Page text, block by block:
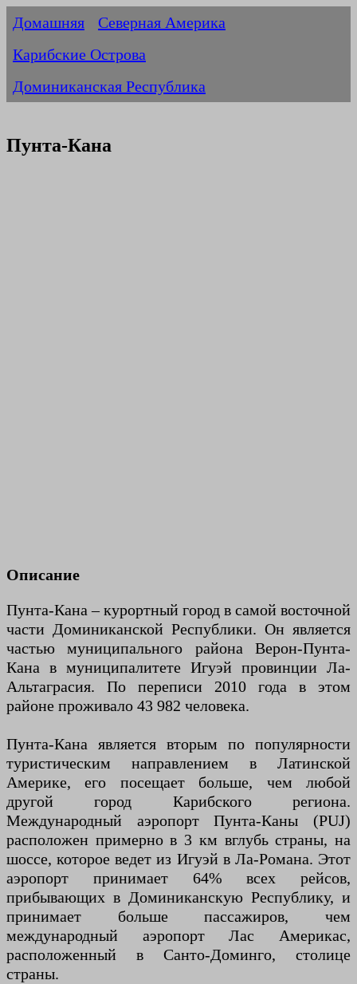
Домашняя
Северная Америка
Карибские Острова
Доминиканская Республика
Пунта-Кана
Описание
Пунта-Кана – курортный город в самой восточной
части Доминиканской Республики. Он является
частью муниципального района Верон-Пунта-
Кана в муниципалитете Игуэй провинции Ла-
Альтаграсия. По переписи 2010 года в этом
районе проживало 43 982 человека.
Пунта-Кана является вторым по популярности
туристическим направлением в Латинской
Америке, его посещает больше, чем любой
другой город Карибского региона.
Международный аэропорт Пунта-Каны (PUJ)
расположен примерно в 3 км вглубь страны, на
шоссе, которое ведет из Игуэй в Ла-Романа. Этот
аэропорт принимает 64% всех рейсов,
прибывающих в Доминиканскую Республику, и
принимает больше пассажиров, чем
международный аэропорт Лас Америкас,
расположенный в Санто-Доминго, столице
страны.